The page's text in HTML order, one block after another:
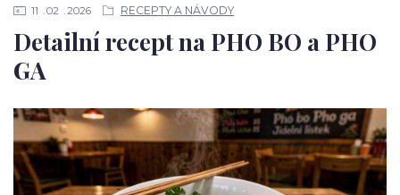
11 02 2026 RECEPTY A NÁVODY
Detailní recept na PHO BO a PHO
GA